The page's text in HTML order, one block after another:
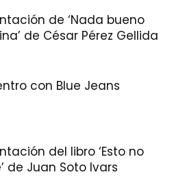
de ‘Nada bueno
de César Pérez Gellida
con Blue Jeans
del libro ‘Esto no
de Juan Soto Ivars